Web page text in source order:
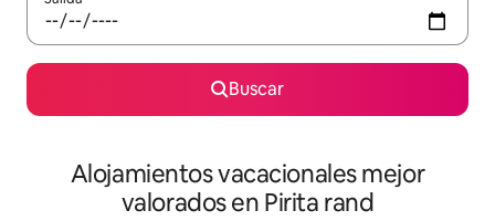
Buscar
Alojamientos vacacionales mejor
valorados en Pirita rand